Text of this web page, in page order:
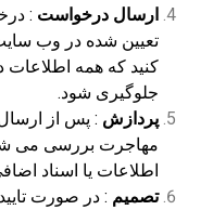
ارسال درخواست :
کنید که همه اطلاعات
جلوگیری شود.
پردازش : پس از
مهاجرت بررسی می
اطلاعات یا اسناد
تصمیم : در صورت